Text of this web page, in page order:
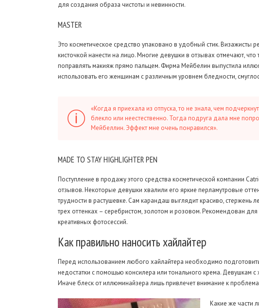
для создания образа чистоты и невинности.
MASTER
Это косметическое средство упаковано в удобный стик. Визажисты
кисточкой нанести на лицо. Многие девушки в отзывах отмечают, что
поправлять макияж прямо пальцем. Фирма Мейбелин выпустила
использовать его женщинам с различным уровнем бледности,
«Когда я приехала из отпуска, то не знала, чем
блекло или неестественно. Тогда подруга дала мне
Мейбеллин. Эффект мне очень понравился».
MADE TO STAY HIGHLIGHTER PEN
Поступление в продажу этого средства косметической компании
отзывов. Некоторые девушки хвалили его яркие перламутровые
трудности в растушевке. Сам карандаш выглядит красиво, стержень
трех оттенках – серебристом, золотом и розовом. Рекомендован
креативных фотосессий.
Какправильно наносить хайлайтер
Перед использованием любого хайлайтера необходимо подготовить
недостатки с помощью консилера или тонального крема. Девушкам
Иначе блеск от иллюминайзера лишь привлечет внимание к
Какие же части